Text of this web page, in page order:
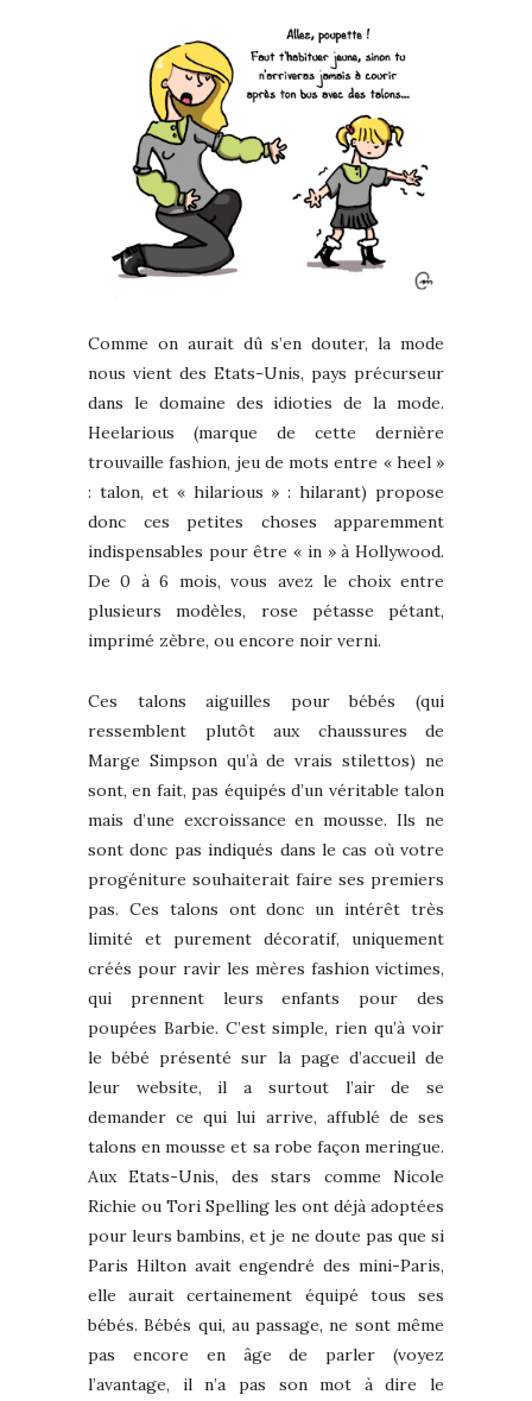
Comme on aurait dû s’en douter, la mode
nous vient des Etats-Unis, pays précurseur
dans le domaine des idioties de la mode.
Heelarious (marque de cette dernière
trouvaille fashion, jeu de mots entre « heel »
: talon, et « hilarious » : hilarant) propose
donc ces petites choses apparemment
indispensables pour être « in » à Hollywood.
De 0 à 6 mois, vous avez le choix entre
plusieurs modèles, rose pétasse pétant,
imprimé zèbre, ou encore noir verni.
Ces talons aiguilles pour bébés (qui
ressemblent plutôt aux chaussures de
Marge Simpson qu’à de vrais stilettos) ne
sont, en fait, pas équipés d’un véritable talon
mais d’une excroissance en mousse. Ils ne
sont donc pas indiqués dans le cas où votre
progéniture souhaiterait faire ses premiers
pas. Ces talons ont donc un intérêt très
limité et purement décoratif, uniquement
créés pour ravir les mères fashion victimes,
qui prennent leurs enfants pour des
poupées Barbie. C’est simple, rien qu’à voir
le bébé présenté sur la page d’accueil de
leur website, il a surtout l’air de se
demander ce qui lui arrive, affublé de ses
talons en mousse et sa robe façon meringue.
Aux Etats-Unis, des stars comme Nicole
Richie ou Tori Spelling les ont déjà adoptées
pour leurs bambins, et je ne doute pas que si
Paris Hilton avait engendré des mini-Paris,
elle aurait certainement équipé tous ses
bébés. Bébés qui, au passage, ne sont même
pas encore en âge de parler (voyez
l’avantage, il n’a pas son mot à dire le